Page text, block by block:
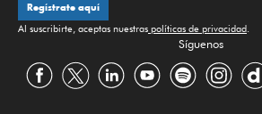
Regístrate aquí
Al suscribirte, aceptas nuestras políticas de privacidad
Síguenos